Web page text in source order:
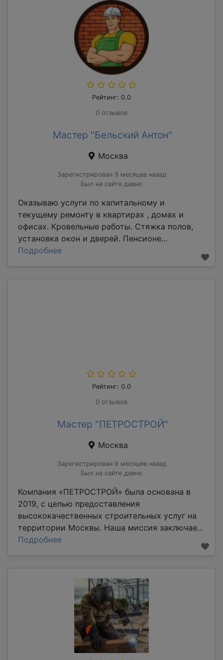
Рейтинг: 0.0
0 отзывов
Мастер "Бельский Антон"
Москва
Зарегистрирован 9 месяцев назад
Был на сайте давно
Оказываю услуги по капитальному и
текущему ремонту в квартирах , домах и
офисах. Кровельные работы. Стяжка полов,
установка окон и дверей. Пенсионе...
Подробнее
Рейтинг: 0.0
0 отзывов
Мастер "ПЕТРОСТРОЙ"
Москва
Зарегистрирован 9 месяцев назад
Был на сайте давно
Компания «ПЕТРОСТРОЙ» была основана в
2019, с целью предоставления
высококачественных строительных услуг на
территории Москвы. Наша миссия заключае...
Подробнее